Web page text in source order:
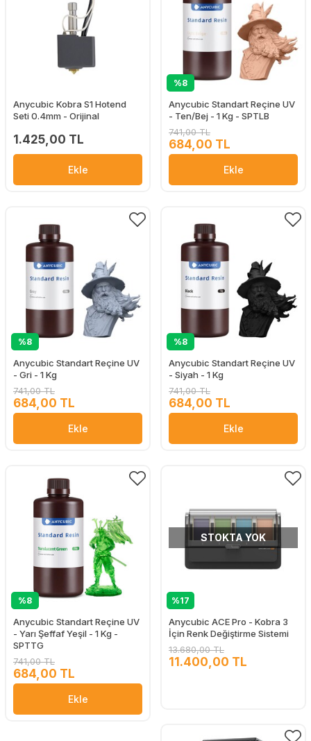
Anycubic Kobra S1 Hotend
Seti 0.4mm - Orijinal
1.425,00 TL
Ekle
%8
Anycubic Standart Reçine UV
- Ten/Bej - 1 Kg - SPTLB
741,00 TL
684,00 TL
Ekle
%8
Anycubic Standart Reçine UV
- Gri - 1 Kg
741,00 TL
684,00 TL
Ekle
%8
Anycubic Standart Reçine UV
- Siyah - 1 Kg
741,00 TL
684,00 TL
Ekle
%8
Anycubic Standart Reçine UV
- Yarı Şeffaf Yeşil - 1 Kg -
SPTTG
741,00 TL
684,00 TL
Ekle
%17
STOKTA YOK
Anycubic ACE Pro - Kobra 3
İçin Renk Değiştirme Sistemi
13.680,00 TL
11.400,00 TL